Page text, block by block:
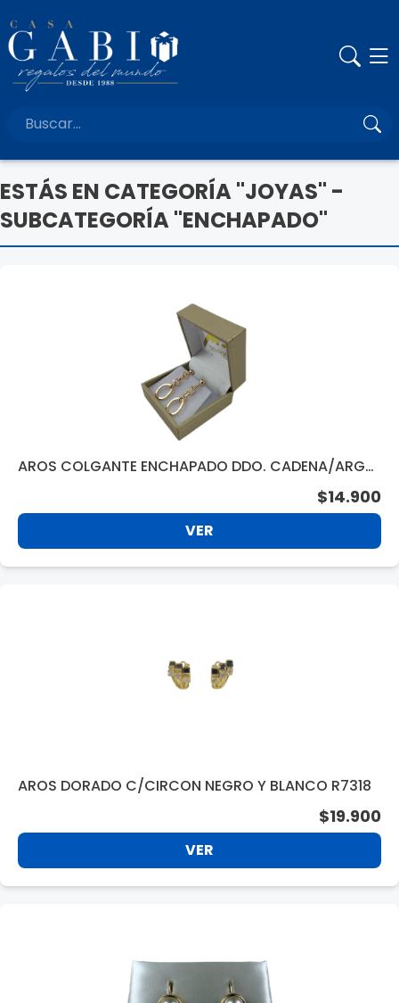
ESTÁS EN CATEGORÍA "JOYAS" -
SUBCATEGORÍA "ENCHAPADO"
AROS COLGANTE ENCHAPADO DDO. CADENA/ARGO
$14.900
VER
AROS DORADO C/CIRCON NEGRO Y BLANCO R7318
$19.900
VER